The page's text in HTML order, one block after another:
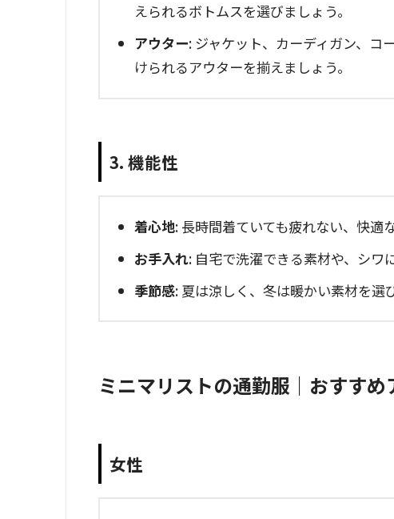
えられるボトムスを選びましょう。
アウター: ジャケット、カーディガン、コ
けられるアウターを揃えましょう。
3. 機能性
着心地: 長時間着ていても疲れない、快適
お手入れ: 自宅で洗濯できる素材や、シワ
季節感: 夏は涼しく、冬は暖かい素材を選
ミニマリストの通勤服｜おすすめ
女性